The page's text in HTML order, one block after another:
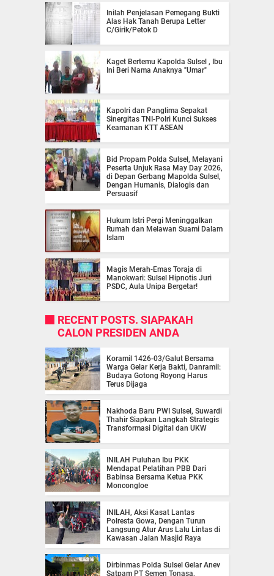
Inilah Penjelasan Pemegang Bukti
Alas Hak Tanah Berupa Letter
C/Girik/Petok D
Kaget Bertemu Kapolda Sulsel , Ibu
Ini Beri Nama Anaknya "Umar"
Kapolri dan Panglima Sepakat
Sinergitas TNI-Polri Kunci Sukses
Keamanan KTT ASEAN
Bid Propam Polda Sulsel, Melayani
Peserta Unjuk Rasa May Day 2026,
di Depan Gerbang Mapolda Sulsel,
Dengan Humanis, Dialogis dan
Persuasif
Hukum Istri Pergi Meninggalkan
Rumah dan Melawan Suami Dalam
Islam
Magis Merah-Emas Toraja di
Manokwari: Sulsel Hipnotis Juri
PSDC, Aula Unipa Bergetar!
RECENT POSTS. SIAPAKAH
CALON PRESIDEN ANDA
Koramil 1426-03/Galut Bersama
Warga Gelar Kerja Bakti, Danramil:
Budaya Gotong Royong Harus
Terus Dijaga
Nakhoda Baru PWI Sulsel, Suwardi
Thahir Siapkan Langkah Strategis
Transformasi Digital dan UKW
INILAH Puluhan Ibu PKK
Mendapat Pelatihan PBB Dari
Babinsa Bersama Ketua PKK
Moncongloe
INILAH, Aksi Kasat Lantas
Polresta Gowa, Dengan Turun
Langsung Atur Arus Lalu Lintas di
Kawasan Jalan Masjid Raya
Dirbinmas Polda Sulsel Gelar Anev
Satpam PT Semen Tonasa,